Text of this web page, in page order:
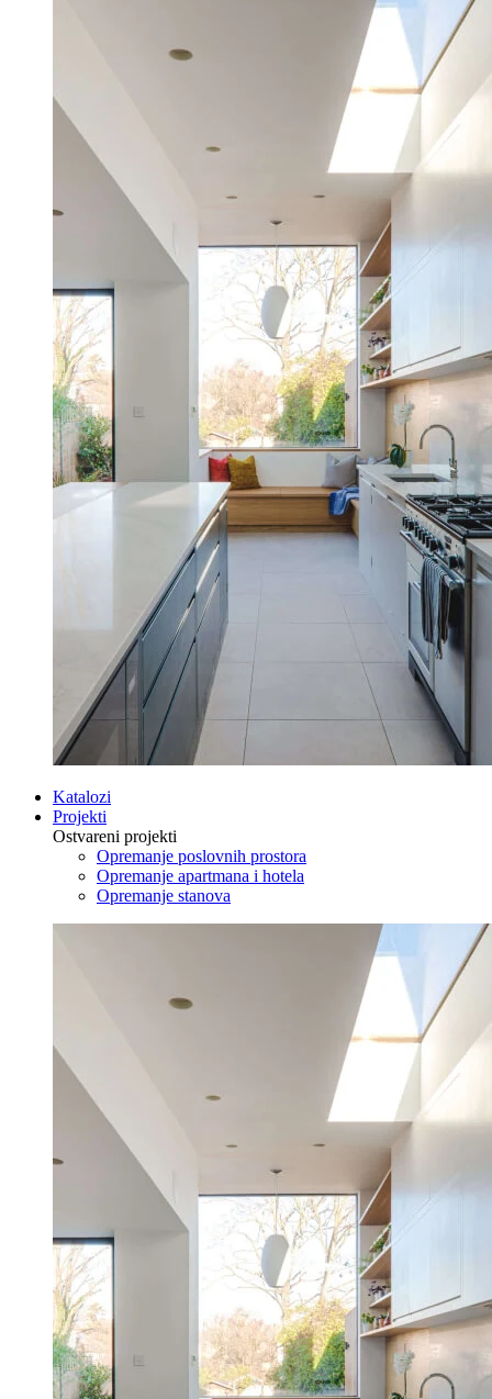
Katalozi
Projekti
Ostvareni projekti
Opremanje poslovnih prostora
Opremanje apartmana i hotela
Opremanje stanova